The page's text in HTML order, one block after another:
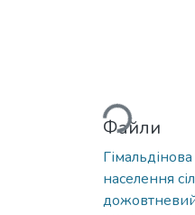
Вантажиться...
Файли
населення
дожовтневий